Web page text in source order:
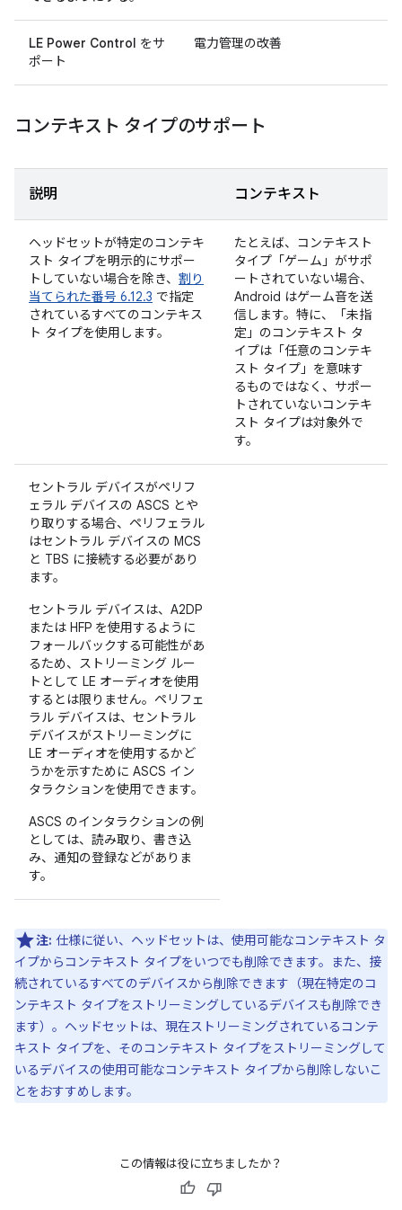
LE Power Control をサ
ポート
電力管理の改善
コンテキスト タイプのサポート
説明 コンテキスト
ヘッドセットが特定のコンテキ
スト タイプを明示的にサポー
トしていない場合を除き、 割り
当てられた番号 6.12.3 で指定
されているすべてのコンテキス
ト タイプを使用します。
たとえば、コンテキスト
タイプ「ゲーム」がサポ
ートされていない場合、
Android はゲーム音を送
信します。特に、「未指
定」のコンテキスト タ
イプは「任意のコンテキ
スト タイプ」を意味す
るものではなく、サポー
トされていないコンテキ
スト タイプは対象外で
す。
セントラル デバイスがペリフ
ェラル デバイスの ASCS とや
り取りする場合、ペリフェラル
はセントラル デバイスの MCS
と TBS に接続する必要があり
ます。
セントラル デバイスは、A2DP
または HFP を使用するように
フォールバックする可能性があ
るため、ストリーミング ルー
トとして LE オーディオを使用
するとは限りません。ペリフェ
ラル デバイスは、セントラル
デバイスがストリーミングに
LE オーディオを使用するかど
うかを示すために ASCS イン
タラクションを使用できます。
ASCS のインタラクションの例
としては、読み取り、書き込
み、通知の登録などがありま
す。
注: 仕様に従い、ヘッドセットは、使用可能なコンテキスト タ
イプからコンテキスト タイプをいつでも削除できます。また、接
続されているすべてのデバイスから削除できます（現在特定のコ
ンテキスト タイプをストリーミングしているデバイスも削除でき
ます）。ヘッドセットは、現在ストリーミングされているコンテ
キスト タイプを、そのコンテキスト タイプをストリーミングして
いるデバイスの使用可能なコンテキスト タイプから削除しないこ
とをおすすめします。
この情報は役に立ちましたか？